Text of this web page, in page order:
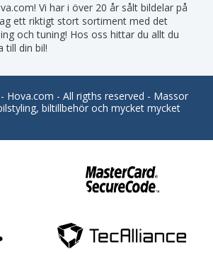
Vi har i över 20 år sålt bildelar på
ett riktigt stort sortiment med det
och tuning! Hos oss hittar du allt du
till din bil!
Hova.com - All rigths reserved - Massor
biltillbehör och mycket mycket